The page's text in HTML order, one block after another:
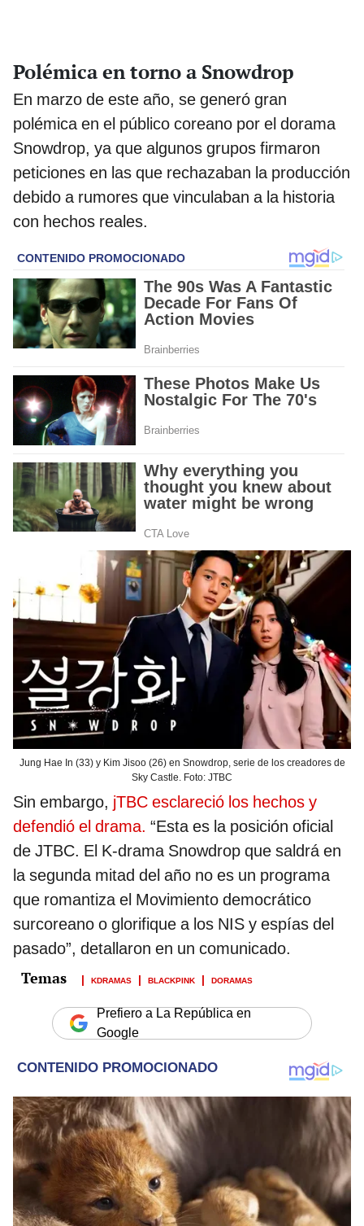
Polémica en torno a Snowdrop
En marzo de este año, se generó gran
polémica en el público coreano por el dorama
Snowdrop, ya que algunos grupos firmaron
peticiones en las que rechazaban la producción
debido a rumores que vinculaban a la historia
con hechos reales.
Jung Hae In (33) y Kim Jisoo (26) en Snowdrop, serie de los creadores de
Sky Castle. Foto: JTBC
Sin embargo, jTBC esclareció los hechos y
defendió el drama. “Esta es la posición oficial
de JTBC. El K-drama Snowdrop que saldrá en
la segunda mitad del año no es un programa
que romantiza el Movimiento democrático
surcoreano o glorifique a los NIS y espías del
pasado”, detallaron en un comunicado.
KDRAMAS BLACKPINK DORAMAS
Prefiero a La República en
Google